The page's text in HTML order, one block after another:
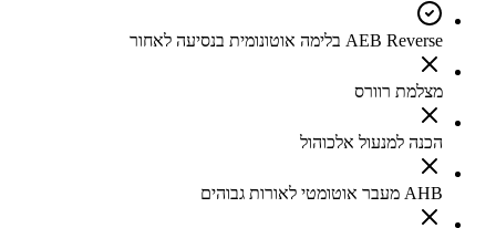
AEB Reverse בלימה אוטונומית בנסיעה לאחור
מצלמת רוורס
הכנה למנעול אלכוהול
AHB מעבר אוטומטי לאורות גבוהים